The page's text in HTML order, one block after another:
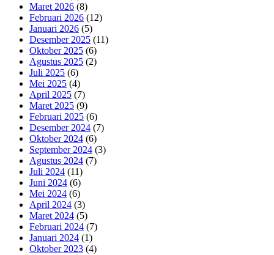
Maret 2026 (8)
Februari 2026 (12)
Januari 2026 (5)
Desember 2025 (11)
Oktober 2025 (6)
Agustus 2025 (2)
Juli 2025 (6)
Mei 2025 (4)
April 2025 (7)
Maret 2025 (9)
Februari 2025 (6)
Desember 2024 (7)
Oktober 2024 (6)
September 2024 (3)
Agustus 2024 (7)
Juli 2024 (11)
Juni 2024 (6)
Mei 2024 (6)
April 2024 (3)
Maret 2024 (5)
Februari 2024 (7)
Januari 2024 (1)
Oktober 2023 (4)